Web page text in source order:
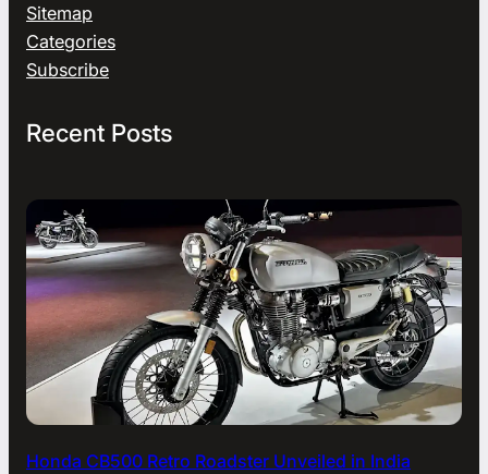
Sitemap
Categories
Subscribe
Recent Posts
Honda CB500 Retro Roadster Unveiled in India